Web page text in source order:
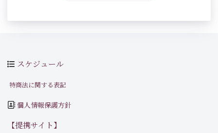
スケジュール
特商法に関する表記
個人情報保護方針
【提携サイト】